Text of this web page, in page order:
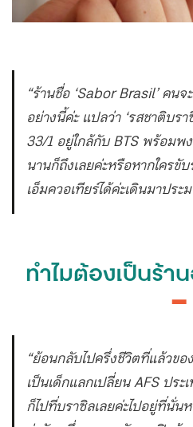
“ร้านชื่อ ‘Sabor Brasil’ คนจ
อย่างนี้ค่ะ แปลว่า ‘รสชาติบร
33/1 อยู่ใกล้กับ BTS พร้อมพ
นานก็ถึงเลยค่ะหรือหากใครขั
เอ็มควอเทียร์ได้ค่ะเดินมาปร
ทำไมต้องเป็นร้า
━
“ย้อนกลับไปครึ่งชีวิตที่แล้วข
เป็นเด็กแลกเปลี่ยน AFS ปร
ก็ไปที่บราซิลเลยค่ะไปอยู่ที่นั่